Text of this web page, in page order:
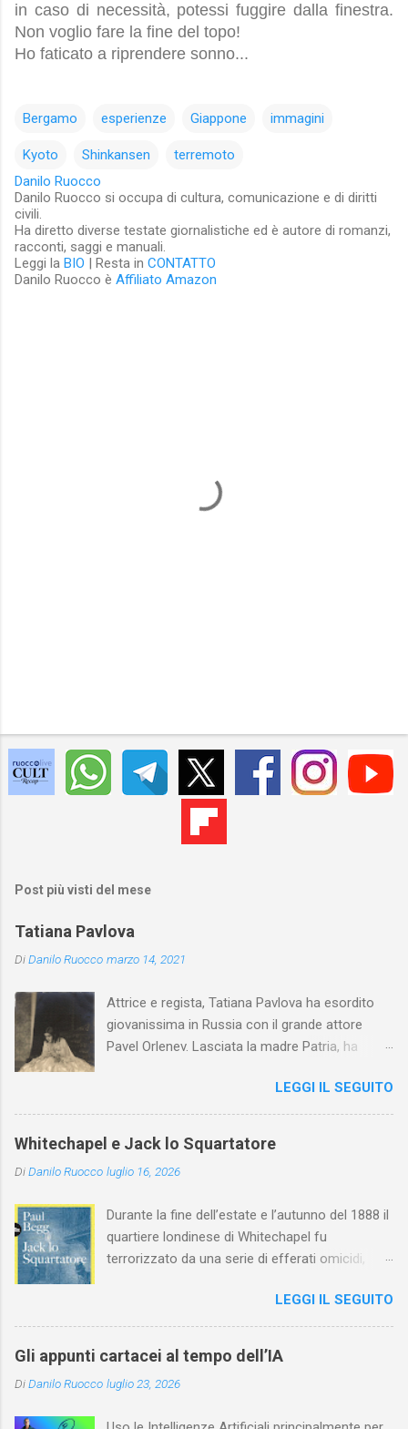
in caso di necessità, potessi fuggire dalla finestra.
Non voglio fare la fine del topo!
Ho faticato a riprendere sonno...
Bergamo esperienze Giappone immagini
Kyoto Shinkansen
terremoto
Danilo Ruocco
Danilo Ruocco si occupa di cultura, comunicazione e di diritti
civili.
Ha diretto diverse testate giornalistiche ed è autore di romanzi,
racconti, saggi e manuali.
Leggi la BIO | Resta in CONTATTO
Danilo Ruocco è Affiliato Amazon
Post più visti del mese
Tatiana Pavlova
DiDanilo Ruocco marzo 14, 2021
Attrice e regista, Tatiana Pavlova ha esordito
giovanissima in Russia con il grande attore
Pavel Orlenev. Lasciata la madre Patria, ha
l'arte della Pavlova ha raggiunto la piena
maturità ed è stata in grado di rinnovare
profondamente l'attardato mondo teatrale
LEGGI IL SEGUITO
Whitechapel e Jack lo Squartatore
DiDanilo Ruocco luglio 16, 2026
Durante la fine dell’estate e l’autunno del 1888 il
quartiere londinese di Whitechapel fu
terrorizzato da una serie di efferati omicidi,
assassino ribattezzato Jack lo Squartatore la
cui identità, tutt’oggi, resta ignota. Paul Begg in
Jack lo Squartatore: la vera storia , edito da
Utet, ricostruisce non solo i cinque omicidi
“canonicamente” addebitati a Jack lo
LEGGI IL SEGUITO
Gli appunti cartacei al tempo dell’IA
DiDanilo Ruocco luglio 23, 2026